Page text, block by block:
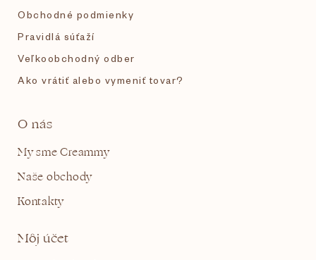
Obchodné podmienky
Pravidlá súťaží
Veľkoobchodný odber
Ako vrátiť alebo vymeniť tovar?
O nás
My sme Creammy
Naše obchody
Kontakty
Môj účet